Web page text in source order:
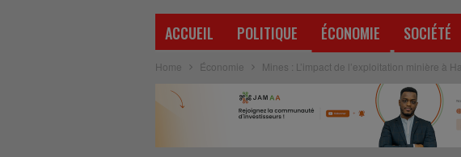
ACCUEIL POLITIQUE ÉCONOMIE SOCIÉTÉ
Home Économie Mines : L’impact de l’exploitation minière à